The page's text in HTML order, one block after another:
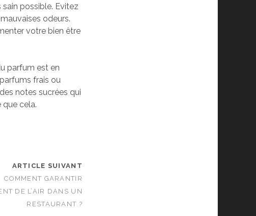
possible. Evitez
odeurs.
votre bien être
parfum est en
frais ou
notes sucrées qui
cela.
ARTICLE SUIVANT
COMMENT GARANTIR
DE L’AIR DANS UN
RESTAURANT ?